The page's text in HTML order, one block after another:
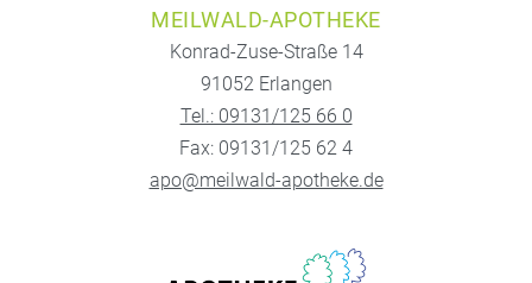
MEILWALD-APOTHEKE
Konrad-Zuse-Straße 14
91052 Erlangen
Tel.: 09131/125 66 0
Fax: 09131/125 62 4
apo@meilwald-apotheke.de